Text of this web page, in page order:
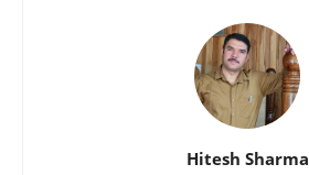
Hitesh Sharma